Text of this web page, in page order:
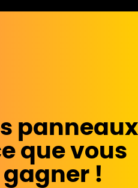
panneaux
que vous
gagner !